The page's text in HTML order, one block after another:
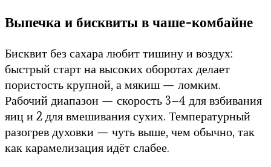
Выпечка и бисквиты в чаше-комбайне
Бисквит без сахара любит тишину и воздух:
быстрый старт на высоких оборотах делает
пористость крупной, а мякиш — ломким.
Рабочий диапазон — скорость 3–4 для взбивания
яиц и 2 для вмешивания сухих. Температурный
разогрев духовки — чуть выше, чем обычно, так
как карамелизация идёт слабее.